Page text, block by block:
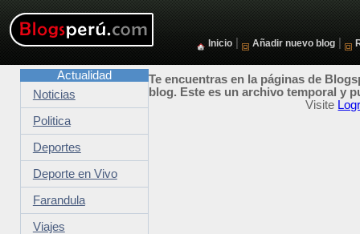
Inicio Añadir nuevo blog
Te encuentras en la páginas de
blog. Este es un archivo temporal y
Visite
Actualidad
Noticias
Politica
Deportes
Deporte en Vivo
Farandula
Viajes